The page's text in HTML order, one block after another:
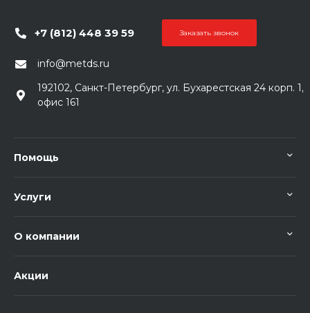
+7 (812) 448 39 59 Заказать звонок
info@metds.ru
192102, Санкт-Петербург, ул. Бухарестская 24 корп. 1,
офис 161
Помощь
Услуги
О компании
Акции